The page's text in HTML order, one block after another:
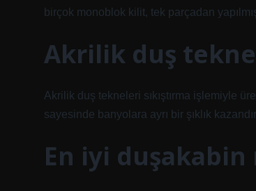
birçok monoblok kilit, tek parçadan
Akrilik duş
Akrilik duş tekneleri sıkıştırma işlemiyle
sayesinde banyolara ayrı bir şıklık
En iyi duşakabin